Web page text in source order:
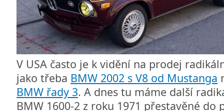
V USA často je k vidění na prodej
jako třeba BMW 2002 s V8 od Mustanga
BMW řady 3. A dnes tu máme další
BMW 1600-2 z roku 1971 přestavěné do